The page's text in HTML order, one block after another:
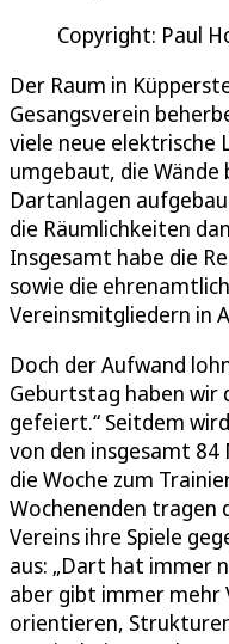
Copyright: Paul
Der Raum in
Gesangsverein
viele neue elektrische
umgebaut, die
Dartanlagen
die Räumlichkeiten
Insgesamt habe die
sowie die
Vereinsmitgliedern in
Doch der Aufwand
Geburtstag haben wir
gefeiert.“ Seitdem
von den insgesamt 84
die Woche zum
Wochenenden tragen
Vereins ihre Spiele
aus: „Dart hat immer
aber gibt immer mehr
orientieren,